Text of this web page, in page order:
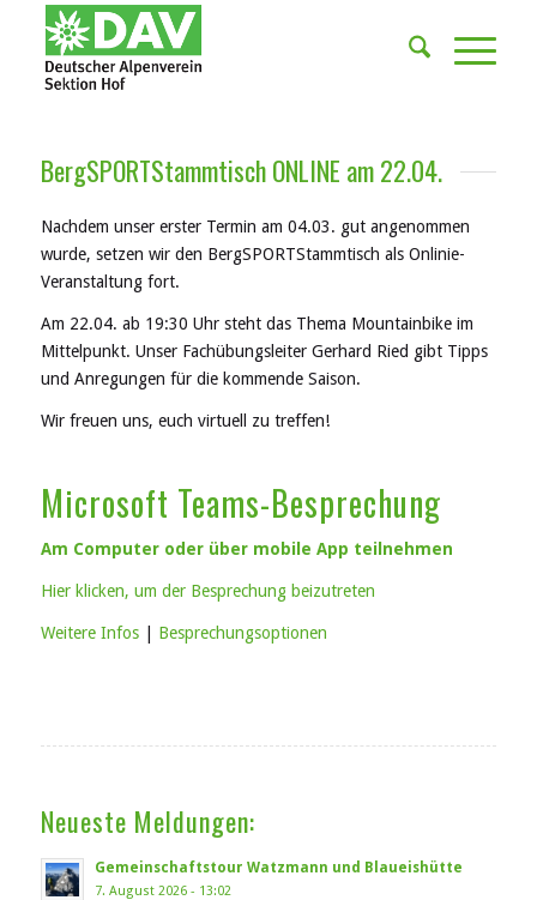
BergSPORTStammtisch ONLINE am 22.04.
Nachdem unser erster Termin am 04.03. gut angenommen
wurde, setzen wir den BergSPORTStammtisch als Onlinie-
Veranstaltung fort.
Am 22.04. ab 19:30 Uhr steht das Thema Mountainbike im
Mittelpunkt. Unser Fachübungsleiter Gerhard Ried gibt Tipps
und Anregungen für die kommende Saison.
Wir freuen uns, euch virtuell zu treffen!
Microsoft Teams-Besprechung
Am Computer oder über mobile App teilnehmen
Hier klicken, um der Besprechung beizutreten
Weitere Infos| Besprechungsoptionen
Neueste Meldungen:
Gemeinschaftstour Watzmann und Blaueishütte
7. August 2026 - 13:02